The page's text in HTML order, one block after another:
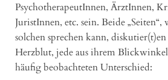
PsychotherapeutInnen, ÄrztInnen,
JuristInnen, etc. sein. Beide
solchen sprechen kann,
Herzblut, jede aus ihrem
häufig beobachteten Unterschied: